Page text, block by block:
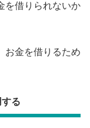
を借りられないか
お金を借りるため
る